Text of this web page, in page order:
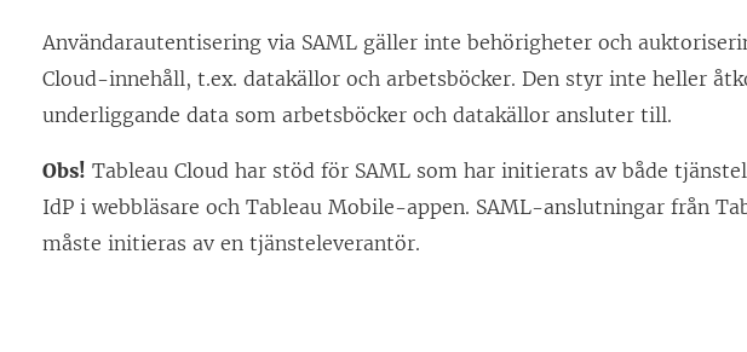
Användarautentisering via SAML gäller inte behörigheter och
Cloud-innehåll, t.ex. datakällor och arbetsböcker. Den styr inte heller
underliggande data som arbetsböcker och datakällor ansluter till.
Obs! Tableau Cloud har stöd för SAML som har initierats av både
IdP i webbläsare och Tableau Mobile-appen. SAML-anslutningar från
måste initieras av en tjänsteleverantör.